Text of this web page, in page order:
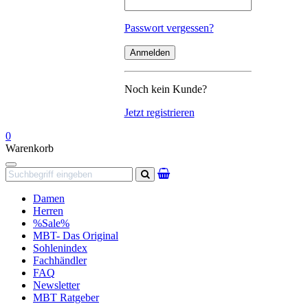
Passwort vergessen?
Noch kein Kunde?
Jetzt registrieren
0
Warenkorb
Navigation
Suchen
Damen
Herren
%Sale%
MBT- Das Original
Sohlenindex
Fachhändler
FAQ
Newsletter
MBT Ratgeber